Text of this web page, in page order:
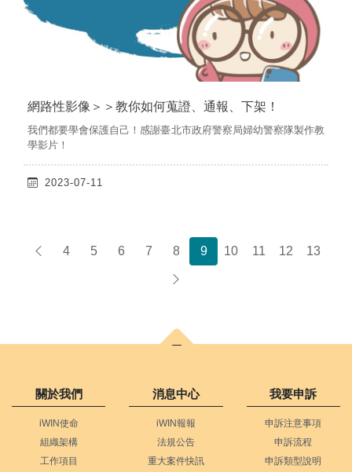
網路性影像＞＞教你如何蒐證、通報、下架！
我們都要學會保護自己！感謝臺北市政府警察局婦幼警察隊製作教
學影片！
2023-07-11
上一頁
4 5 6 7 8 9 10 11 12 13
下一頁
關於我們
iWIN使命
組織架構
工作項目
消息中心
iWIN報報
法規公告
重大案件快訊
我要申訴
申訴注意事項
申訴流程
申訴類型說明